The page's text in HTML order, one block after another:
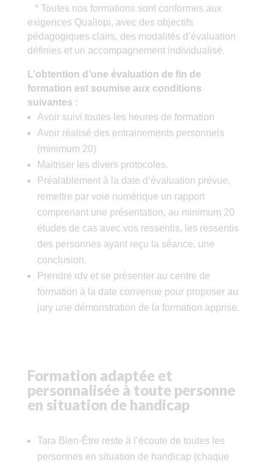
* Toutes nos formations sont conformes aux
exigences Qualiopi, avec des objectifs
pédagogiques clairs, des modalités d’évaluation
définies et un accompagnement individualisé.
L’obtention d’une évaluation de fin de
formation est soumise aux conditions
suivantes :
Avoir suivi toutes les heures de formation
Avoir réalisé des entrainements personnels
(minimum 20)
Maitriser les divers protocoles.
Préalablement à la date d’évaluation prévue,
remettre par voie numérique un rapport
comprenant une présentation, au minimum 20
études de cas avec vos ressentis, les ressentis
des personnes ayant reçu la séance, une
conclusion.
Prendre rdv et se présenter au centre de
formation à la date convenue pour proposer au
jury une démonstration de la formation apprise.
Formation adaptée et
personnalisée à toute personne
en situation de handicap
Tara Bien-Être reste à l’écoute de toutes les
personnes en situation de handicap (chaque